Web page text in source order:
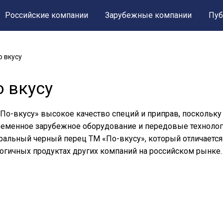
Российские компании Зарубежные компании
вкусу
вкусу
вкусу» высокое качество специй и приправ,
зарубежное оборудование и передовые
черный перец ТМ «По-вкусу», который
продуктах других компаний на российском рынке.